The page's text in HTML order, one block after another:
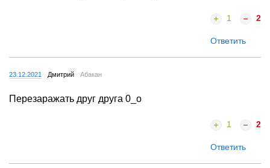
1 2
Ответить
23.12.2021 Дмитрий Абакан
Перезаражать друг друга 0_о
1 2
Ответить